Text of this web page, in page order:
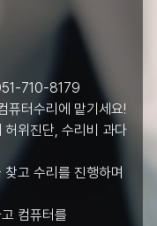
710-8179
퓨터수리에 맡기세요!
위진단, 수리비 과다
고 수리를 진행하며
컴퓨터를